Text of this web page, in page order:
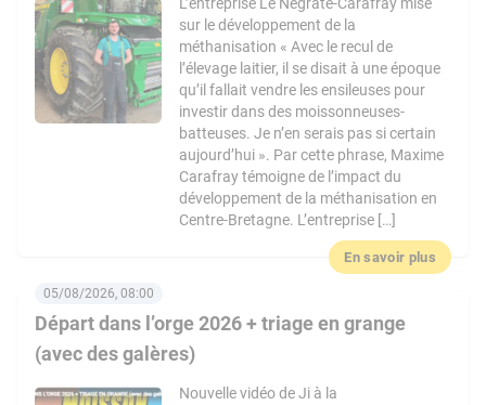
sur le développement de la
méthanisation « Avec le recul de
l’élevage laitier, il se disait à une époque
qu’il fallait vendre les ensileuses pour
investir dans des moissonneuses-
batteuses. Je n’en serais pas si certain
aujourd’hui ». Par cette phrase, Maxime
Carafray témoigne de l’impact du
développement de la méthanisation en
Centre-Bretagne. L’entreprise […]
En savoir plus
Départ dans l’orge 2026 + triage en grange
(avec des galères)
05/08/2026, 08:00
Nouvelle vidéo de Ji à la